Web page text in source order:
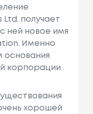
получает
ней новое имя
Именно
основания
корпорации
хорошей